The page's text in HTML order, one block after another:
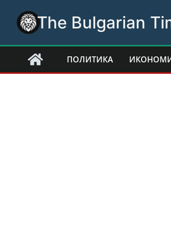
content
The Bulgarian
ПОЛИТИКА